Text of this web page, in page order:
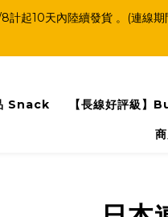
計起10天內陸續發貨 。(連線
Snack 【長線好評級】